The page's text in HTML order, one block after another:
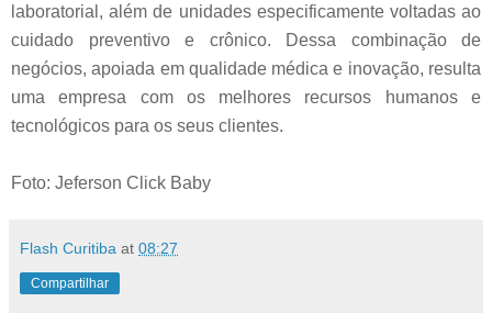
laboratorial, além de unidades especificamente voltadas ao
cuidado preventivo e crônico. Dessa combinação de
negócios, apoiada em qualidade médica e inovação, resulta
uma empresa com os melhores recursos humanos e
tecnológicos para os seus clientes.
Foto: Jeferson Click Baby
Flash Curitiba at 08:27
Compartilhar